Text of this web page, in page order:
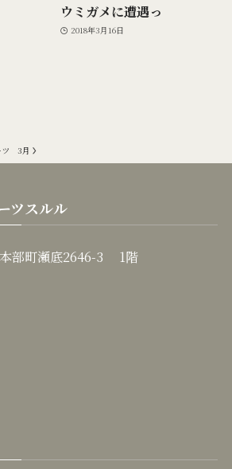
ウミガメに遭遇っ
2018年3月16日
ツ 3月
ツスルル
本部町瀬底2646-3 1階